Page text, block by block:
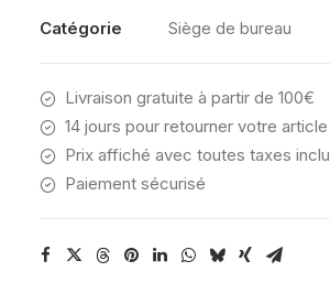
Catégorie Siège de bureau
Livraison gratuite à partir de 100€
14 jours pour retourner votre article
Prix affiché avec toutes taxes
Paiement sécurisé